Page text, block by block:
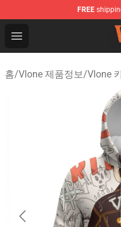
FREE
Open menu
Vlone Shop - Official
홈/Vlone 제품정보/Vlone